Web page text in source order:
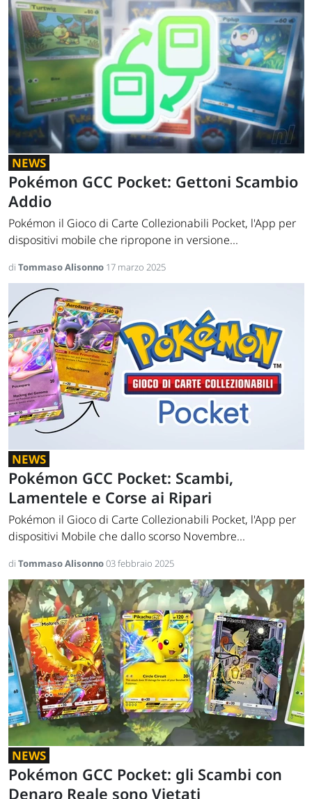
NEWS
Pokémon GCC Pocket: Gettoni Scambio
Addio
Pokémon il Gioco di Carte Collezionabili Pocket, l'App per
dispositivi mobile che ripropone in versione...
di Tommaso Alisonno 17 marzo 2025
NEWS
Pokémon GCC Pocket: Scambi,
Lamentele e Corse ai Ripari
Pokémon il Gioco di Carte Collezionabili Pocket, l'App per
dispositivi Mobile che dallo scorso Novembre...
di Tommaso Alisonno03 febbraio 2025
NEWS
Pokémon GCC Pocket: gli Scambi con
Denaro Reale sono Vietati